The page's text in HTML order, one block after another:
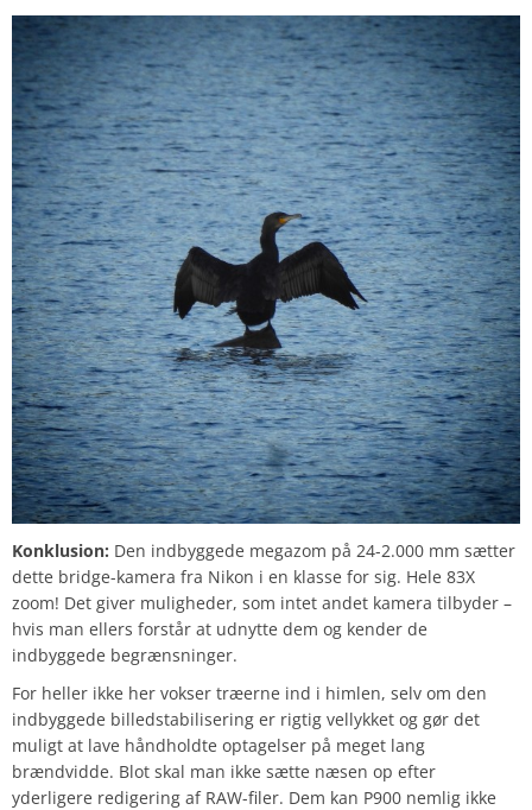
Konklusion: Den indbyggede megazom på 24-2.000 mm sætter
dette bridge-kamera fra Nikon i en klasse for sig. Hele 83X
zoom! Det giver muligheder, som intet andet kamera tilbyder –
hvis man ellers forstår at udnytte dem og kender de
indbyggede begrænsninger.
For heller ikke her vokser træerne ind i himlen, selv om den
indbyggede billedstabilisering er rigtig vellykket og gør det
muligt at lave håndholdte optagelser på meget lang
brændvidde. Blot skal man ikke sætte næsen op efter
yderligere redigering af RAW-filer. Dem kan P900 nemlig ikke